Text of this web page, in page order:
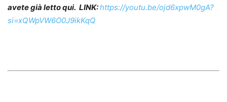
avete già letto qui. LINK:https://youtu.be/ojd6xpwM0gA?
si=xQWpVW6O0J9ikKqQ